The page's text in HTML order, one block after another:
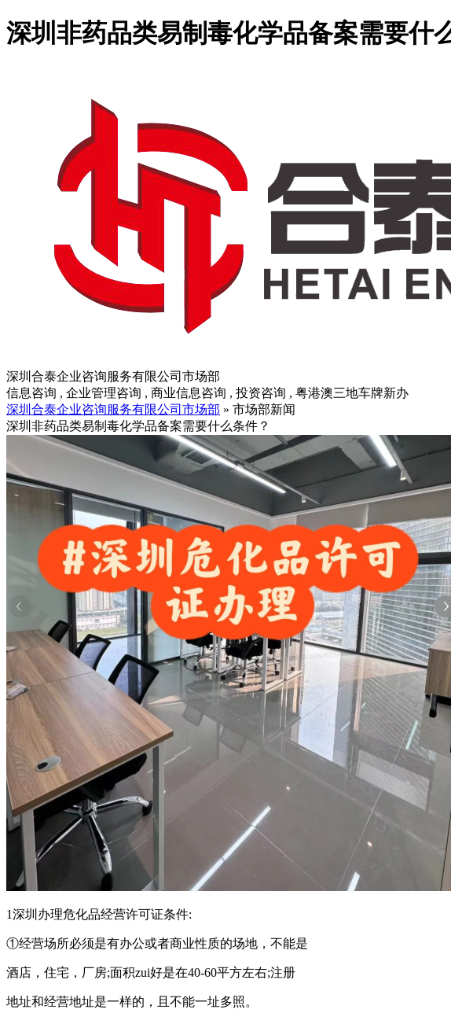
深圳非药品类易制毒化学品备案需要什
深圳合泰企业咨询服务有限公司市场部
信息咨询 , 企业管理咨询 , 商业信息咨询 , 投资咨询 , 粤港澳三地车牌新办
深圳合泰企业咨询服务有限公司市场部 » 市场部新闻
深圳非药品类易制毒化学品备案需要什么条件？
1深圳办理危化品经营许可证条件:
①经营场所必须是有办公或者商业性质的场地，不能是
酒店，住宅，厂房;面积zui好是在40-60平方左右;注册
地址和经营地址是一样的，且不能一址多照。